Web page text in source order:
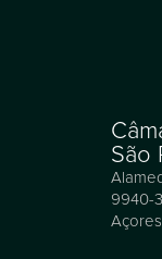
São
9940-